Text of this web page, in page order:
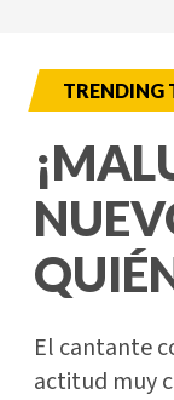
TRENDING
El cantante
actitud muy